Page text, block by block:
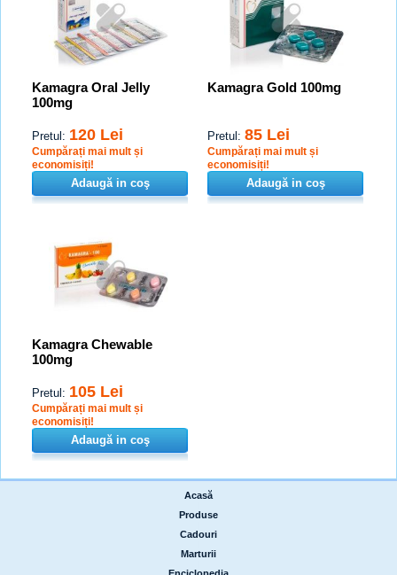
Kamagra Oral Jelly
100mg
Pretul: 120 Lei
Cumpărați mai mult și
economisiți!
Adaugă in coş
Kamagra Gold 100mg
Pretul: 85 Lei
Cumpărați mai mult și
economisiți!
Adaugă in coş
Kamagra Chewable
100mg
Pretul: 105 Lei
Cumpărați mai mult și
economisiți!
Adaugă in coş
Acasă
Produse
Cadouri
Marturii